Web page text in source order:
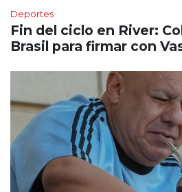
Deportes
Fin del ciclo en River:
Brasil para firmar con